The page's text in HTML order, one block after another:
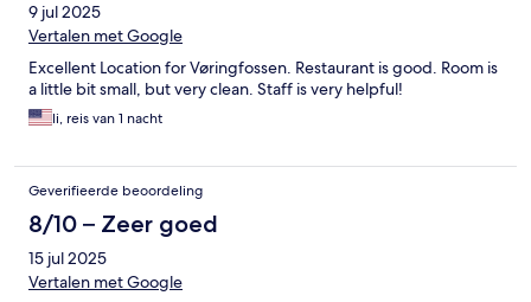
9 jul 2025
Vertalen met Google
Excellent Location for Vøringfossen. Restaurant is good. Room is
a little bit small, but very clean. Staff is very helpful!
li, reis van 1 nacht
Geverifieerde beoordeling
8/10 – Zeer goed
15 jul 2025
Vertalen met Google